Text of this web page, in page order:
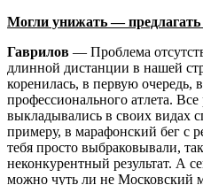
Могли унижать —
Гаврилов — Проблема
длинной дистанции в нашей
коренилась, в первую очередь,
профессионального атлета. Все
выкладывались в своих видах
примеру, в марафонский бег с
тебя просто выбраковывали,
неконкурентный результат. А
можно чуть ли не Московский